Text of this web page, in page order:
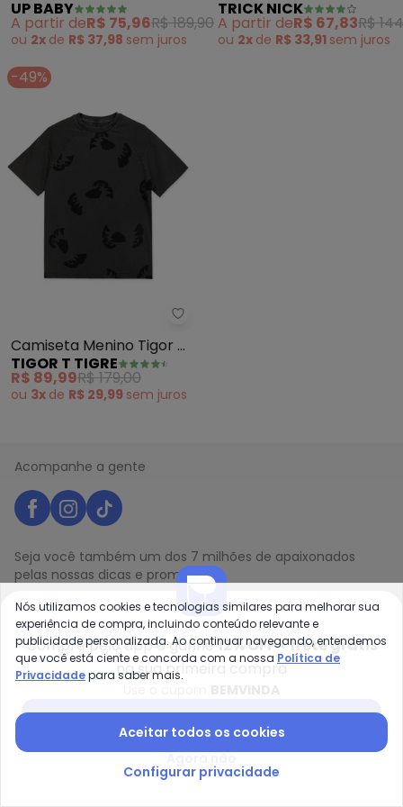
para Menino (Branco)
UP BABY
A partir deR$ 75,96R$ 189,90
ou 2x de R$ 37,98 sem juros
(Rosa)
TRICK NICK
A partir deR$ 67,83R$
ou 2x de R$ 33,91 sem juros
-49%
Tigor T Tigre - Camiseta
Camiseta Menino Tigor T.
Tigre (Preto)
TIGOR T TIGRE
R$ 89,99R$ 179,00
ou 3x de R$ 29,99 sem juros
Acompanhe a gente
Seja você também um dos 7 milhões de apaixonados
pelas nossas dicas e promoções!
Nome
Digite seu e-mail
Telefone
Receber novidades
de Privacidade
Compre pelo app e ganhe12% OFF + frete grátis
na sua primeira compra
Nós utilizamos cookies e tecnologias similares para melhorar sua
experiência de compra, incluindo conteúdo relevante e
publicidade personalizada. Ao continuar navegando, entendemos
que você está ciente e concorda com a nossa Política de
Privacidadepara saber mais.
Aceitar todos os cookies
Configurar privacidade